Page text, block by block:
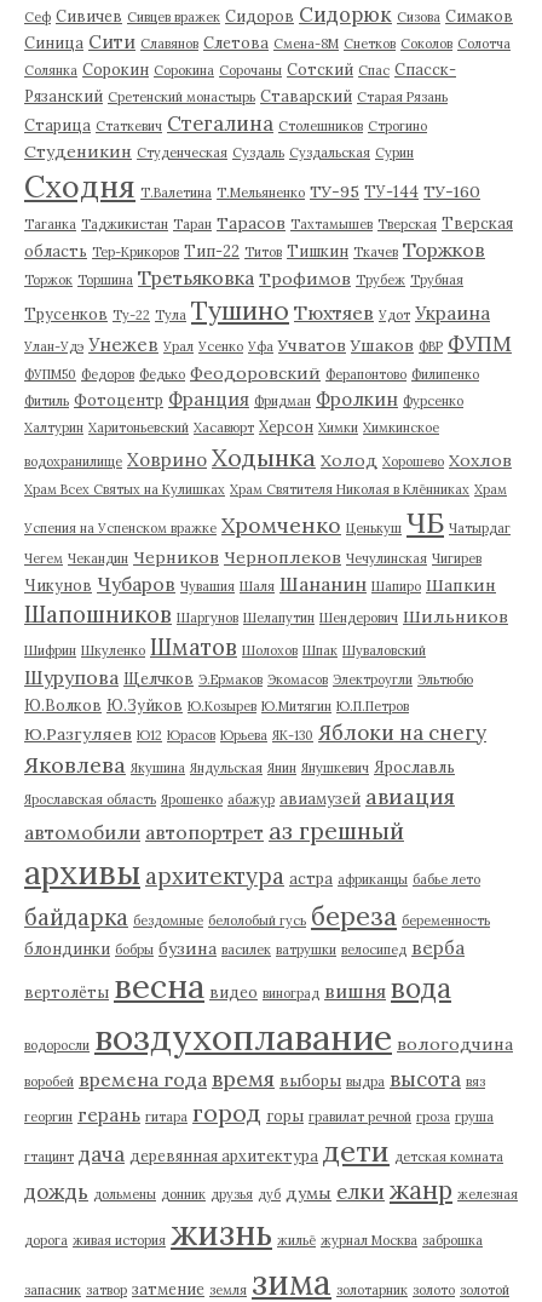
Сеф Сивичев Сивцев вражек Сидоров Сидорюк Сизова Симаков
Синица Сити Славянов Слетова Смена-8М Снетков Соколов Солотча
Солянка Сорокин Сорокина Сорочаны Сотский Спас Спасск-
Рязанский Сретенский монастырь Ставарский Старая Рязань
Старица Статкевич Стегалина Столешников Строгино
Студеникин Студенческая Суздаль Суздальская Сурин
Сходня Т.Валетина Т.Мельяненко ТУ-95 ТУ-144 ТУ-160
Таганка Таджикистан Таран Тарасов Тахтамышев Тверская Тверская
область Тер-Крикоров Тип-22 Титов Тишкин Ткачев Торжков
Торжок Торшина Третьяковка Трофимов Трубеж Трубная
Трусенков Ту-22 Тула Тушино Тюхтяев Удот Украина
Улан-Удэ Унежев Урал Усенко Уфа Учватов Ушаков ФВР ФУПМ
ФУПМ50 Федоров Федько Феодоровский Ферапонтово Филипенко
Фитиль Фотоцентр Франция Фридман Фролкин Фурсенко
Халтурин Харитоньевский Хасавюрт Херсон Химки Химкинское
водохранилище Ховрино Ходынка Холод Хорошево Хохлов
Храм Всех Святых на Кулишках Храм Святителя Николая в Клённиках Храм
Успения на Успенском вражке Хромченко Ценькуш ЧБ Чатырдаг
Чегем Чекандин Черников Черноплеков Чечулинская Чигирев
Чикунов Чубаров Чувашия Шаля Шананин Шапиро Шапкин
Шапошников Шаргунов Шелапутин Шендерович Шильников
Шифрин Шкуленко Шматов Шолохов Шпак Шуваловский
Шурупова Щелчков Э.Ермаков Экомасов Электроугли Эльтюбю
Ю.Волков Ю.Зуйков Ю.Козырев Ю.Митягин Ю.П.Петров
Ю.Разгуляев Ю12 Юрасов Юрьева ЯК-130 Яблоки на снегу
Яковлева Якушина Яндульская Янин Янушкевич Ярославль
Ярославская область Ярошенко абажур авиамузей авиация
автомобили автопортрет аз грешный
архивы архитектура астра африканцы бабье лето
байдарка бездомные белолобый гусь береза беременность
блондинки бобры бузина василек ватрушки велосипед верба
вертолёты весна видео виноград вишня вода
водоросли воздухоплавание вологодчина
воробей времена года время выборы выдра высота вяз
георгин герань гитара город горы гравилат речной гроза груша
гтацинт дача деревянная архитектура дети детская комната
дождь дольмены донник друзья дуб думы елки жанр железная
дорога живая история жизнь жильё журнал Москва заброшка
запасник затвор затмение земля зима золотарник золото золотой